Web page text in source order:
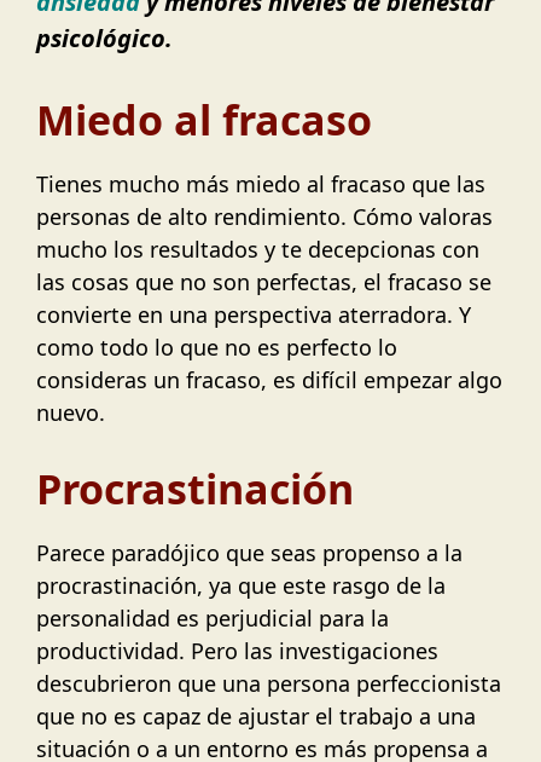
psicológico.
Miedo al fracaso
Tienes mucho más miedo al fracaso que las
personas de alto rendimiento. Cómo valoras
mucho los resultados y te decepcionas con
las cosas que no son perfectas, el fracaso se
convierte en una perspectiva aterradora. Y
como todo lo que no es perfecto lo
consideras un fracaso, es difícil empezar algo
nuevo.
Procrastinación
Parece paradójico que seas propenso a la
procrastinación, ya que este rasgo de la
personalidad es perjudicial para la
productividad. Pero las investigaciones
descubrieron que una persona perfeccionista
que no es capaz de ajustar el trabajo a una
situación o a un entorno es más propensa a